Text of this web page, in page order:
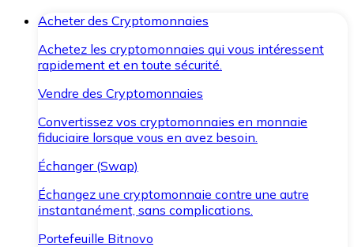
Acheter des Cryptomonnaies
Achetez les cryptomonnaies qui vous intéressent
rapidement et en toute sécurité.
Vendre des Cryptomonnaies
Convertissez vos cryptomonnaies en monnaie
fiduciaire lorsque vous en avez besoin.
Échanger (Swap)
Échangez une cryptomonnaie contre une autre
instantanément, sans complications.
Portefeuille Bitnovo